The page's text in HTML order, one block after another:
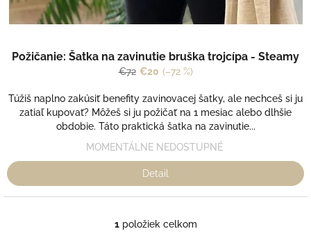
Požičanie: Šatka na zavinutie bruška trojcípa - Steamy
€72 €20 (–72 %)
Túžiš naplno zakúsiť benefity zavinovacej šatky, ale nechceš si ju
zatiaľ kupovať? Môžeš si ju požičať na 1 mesiac alebo dlhšie
obdobie. Táto praktická šatka na zavinutie...
MOMENTÁLNE NEDOSTUPNÉ
Detail
O
1položiek celkom